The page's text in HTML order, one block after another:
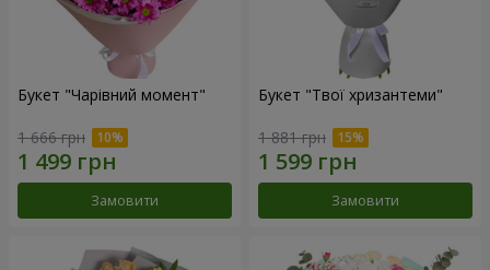
Букет "Чарівний момент"
1 666 грн
Замовити
Букет "Твої хризантеми"
1 881 грн
Замовити